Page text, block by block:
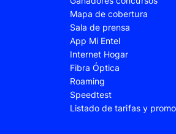
Samsung Galaxy A22
Samsung Galaxy A34
Samsung Galaxy A54
Samsung Galaxy S22 Plus
Samsung Galaxy S23 Fe
Samsung Galaxy Z Flip 4
Mapa de cobertura
Sala de prensa
App Mi Entel
Internet Hogar
Fibra Óptica
Roaming
Speedtest
Listado de tarifas y